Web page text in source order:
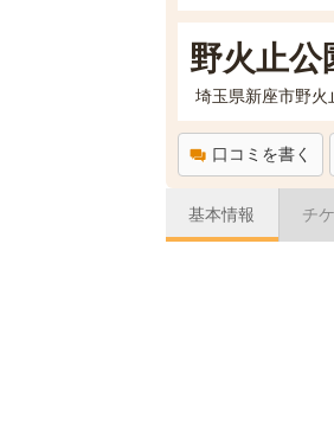
野火止公
埼玉県新座市野火
口コミを書く
基本情報 チ